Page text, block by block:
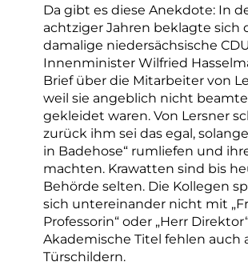
Da gibt es diese Anekdote: In
achtziger Jahren beklagte sich
damalige niedersächsische
Innenminister Wilfried
Brief über die Mitarbeiter von
weil sie angeblich nicht
gekleidet waren. Von Lersner
zurück ihm sei das egal,
in Badehose“ rumliefen und
machten. Krawatten sind bis
Behörde selten. Die Kollegen
sich untereinander nicht mit
Professorin“ oder „Herr
Akademische Titel fehlen auch
Türschildern.